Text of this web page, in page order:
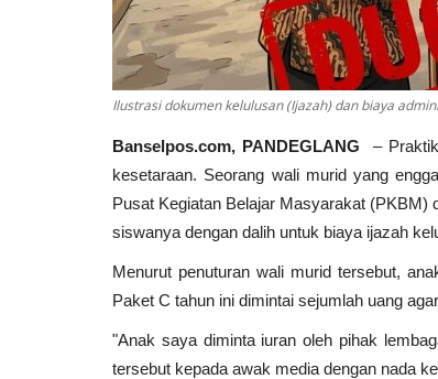
Ilustrasi dokumen kelulusan (Ijazah) dan biaya
Banselpos.com, PANDEGLANG
–
kesetaraan. Seorang wali murid yang
Pusat Kegiatan Belajar Masyarakat (PKBM)
siswanya dengan dalih untuk biaya ijazah
Menurut penuturan wali murid tersebut,
Paket C tahun ini dimintai sejumlah uang
"Anak saya diminta iuran oleh pihak
tersebut kepada awak media dengan nada